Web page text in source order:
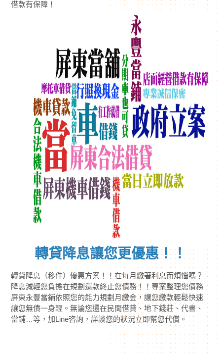
借款有保障！
轉貸降息讓您更優惠！！
轉貸降息（移件）優惠方案！！在每月繳著利息而煩惱嗎？
降息減輕您負擔在規劃還款終止您債務！！專案整理您債務
屏東永豐當鋪依照您的能力規劃月繳金，讓您繳款輕鬆快速
讓您無債一身輕。無論您還在民間借貸、地下錢莊、代書、
當鋪…等，加Line咨詢，詳談您的狀況立即幫您代償。